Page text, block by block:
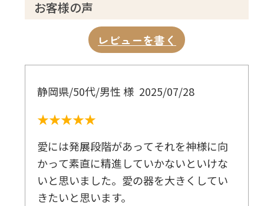
お客様の声
レビューを書く
静岡県/50代/男性 様 2025/07/28
★★★★★
愛には発展段階があってそれを神様に向
かって素直に精進していかないといけな
いと思いました。愛の器を大きくしてい
きたいと思います。